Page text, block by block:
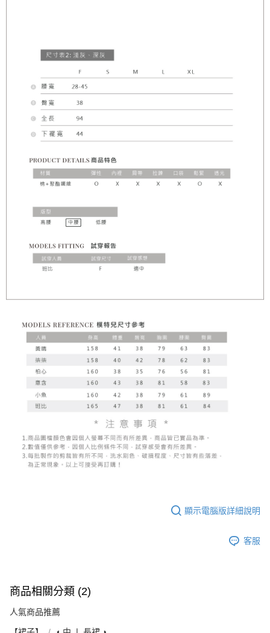
顯示電腦版詳細說明
客服
商品相關分類 (2)
人氣商品推薦